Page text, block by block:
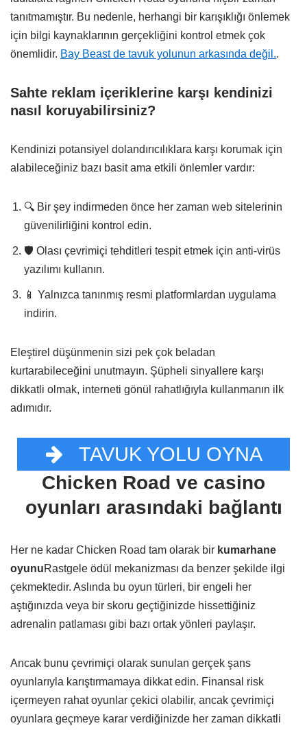
tanıtmamıştır. Bu nedenle, herhangi bir karışıklığı önlemek
için bilgi kaynaklarının gerçekliğini kontrol etmek çok
önemlidir. Bay Beast de tavuk yolunun arkasında değil..
Sahte reklam içeriklerine karşı kendinizi
nasıl koruyabilirsiniz?
Kendinizi potansiyel dolandırıcılıklara karşı korumak için
alabileceğiniz bazı basit ama etkili önlemler vardır:
🔍 Bir şey indirmeden önce her zaman web sitelerinin
güvenilirliğini kontrol edin.
🛡️ Olası çevrimiçi tehditleri tespit etmek için anti-virüs
yazılımı kullanın.
📱 Yalnızca tanınmış resmi platformlardan uygulama
indirin.
Eleştirel düşünmenin sizi pek çok beladan
kurtarabileceğini unutmayın. Şüpheli sinyallere karşı
dikkatli olmak, interneti gönül rahatlığıyla kullanmanın ilk
adımıdır.
TAVUK YOLU OYNA
Chicken Road ve casino
oyunları arasındaki bağlantı
Her ne kadar Chicken Road tam olarak bir kumarhane
oyunuRastgele ödül mekanizması da benzer şekilde ilgi
çekmektedir. Aslında bu oyun türleri, bir engeli her
aştığınızda veya bir skoru geçtiğinizde hissettiğiniz
adrenalin patlaması gibi bazı ortak yönleri paylaşır.
Ancak bunu çevrimiçi olarak sunulan gerçek şans
oyunlarıyla karıştırmamaya dikkat edin. Finansal risk
içermeyen rahat oyunlar çekici olabilir, ancak çevrimiçi
oyunlara geçmeye karar verdiğinizde her zaman dikkatli